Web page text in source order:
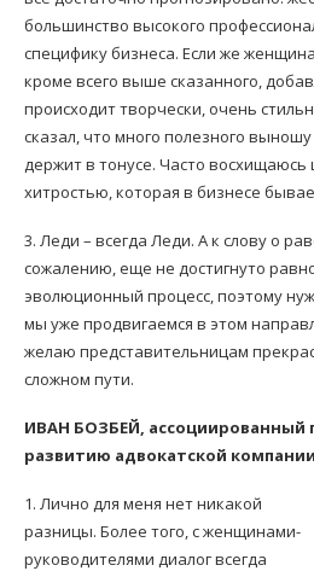
большинство высокого
специфику бизнеса. Если же
кроме всего выше сказанного,
происходит творчески, очень
сказал, что много полезного выношу
держит в тонусе. Часто
хитростью, которая в бизнесе
3. Леди – всегда Леди. А к слову о
сожалению, еще не достигнуто
эволюционный процесс, поэтому
мы уже продвигаемся в этом
желаю представительницам
сложном пути.
ИВАН БОЗБЕЙ, ассоциированный
развитию адвокатской
1. Лично для меня нет никакой
разницы. Более того, с женщинами-
руководителями диалог всегда